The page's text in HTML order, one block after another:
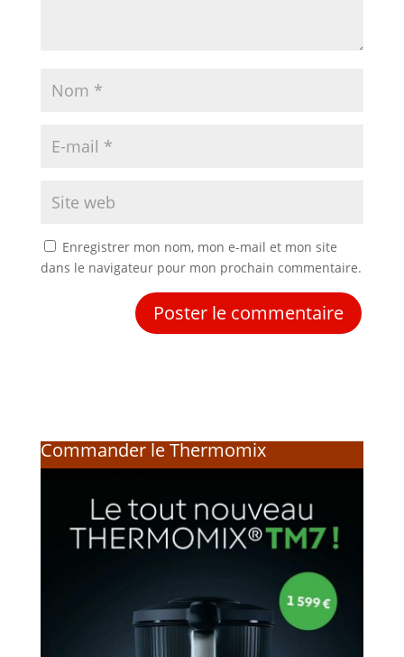
Enregistrer mon nom, mon e-mail et mon site
dans le navigateur pour mon prochain commentaire.
Commander le Thermomix